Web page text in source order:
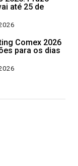
até 25 de
Comex 2026
para os dias